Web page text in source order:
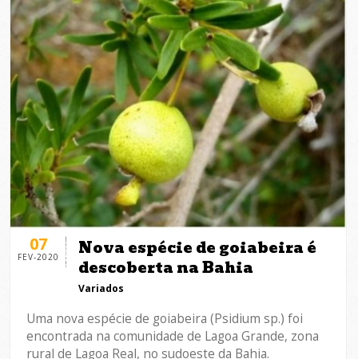
07
FEV-2020
Nova espécie de goiabeira é
descoberta na Bahia
Variados
Uma nova espécie de goiabeira (Psidium sp.) foi
encontrada na comunidade de Lagoa Grande, zona
rural de Lagoa Real, no sudoeste da Bahia.